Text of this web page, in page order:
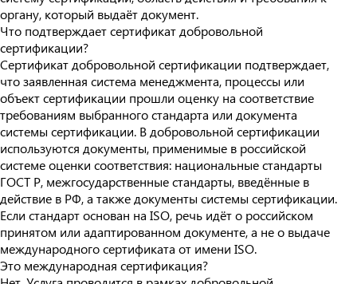
органу, который выдаёт документ.
Что подтверждает сертификат добровольной
сертификации?
Сертификат добровольной сертификации подтверждает,
что заявленная система менеджмента, процессы или
объект сертификации прошли оценку на соответствие
требованиям выбранного стандарта или документа
системы сертификации. В добровольной сертификации
используются документы, применимые в российской
системе оценки соответствия: национальные стандарты
ГОСТ Р, межгосударственные стандарты, введённые в
действие в РФ, а также документы системы сертификации.
Если стандарт основан на ISO, речь идёт о российском
принятом или адаптированном документе, а не о выдаче
международного сертификата от имени ISO.
Это международная сертификация?